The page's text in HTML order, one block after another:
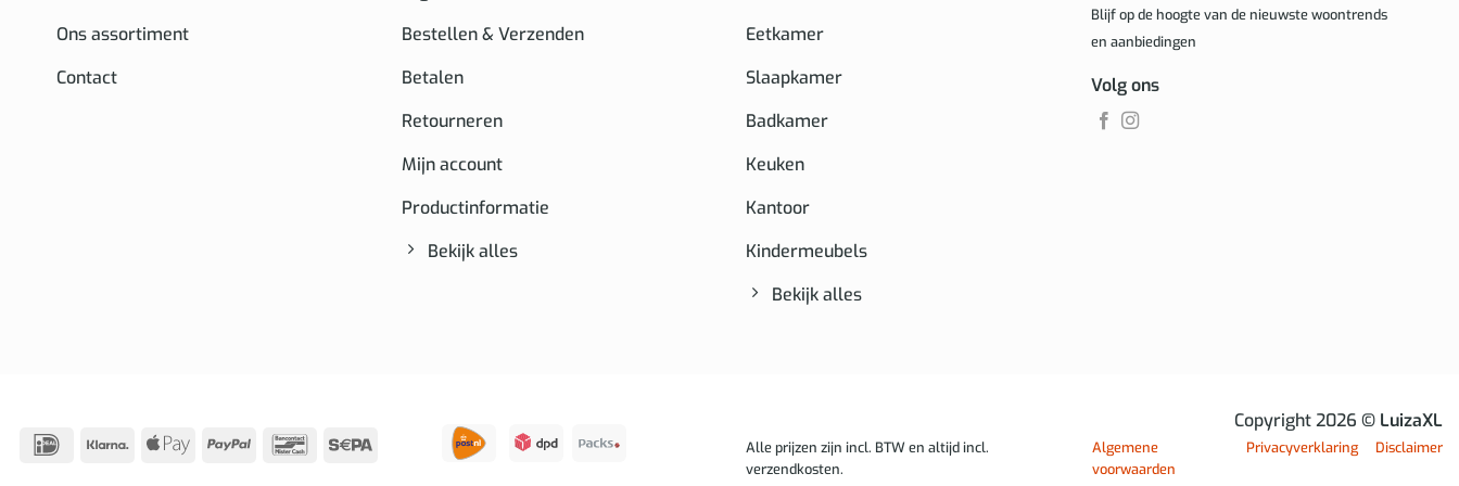
Ons assortiment
Contact
Bestellen & Verzenden
Betalen
Retourneren
Mijn account
Productinformatie
Bekijk alles
Eetkamer
Slaapkamer
Badkamer
Keuken
Kantoor
Kindermeubels
Bekijk alles
Blijf op de hoogte van de nieuwste woontrends
en aanbiedingen
Volg ons
IDeal Klarna Apple
PayPal Bancontact
Sepa
Copyright 2026 © LuizaXL
Alle prijzen zijn incl. BTW en altijd incl.
verzendkosten.
Algemene
voorwaarden
Privacyverklaring Disclaimer